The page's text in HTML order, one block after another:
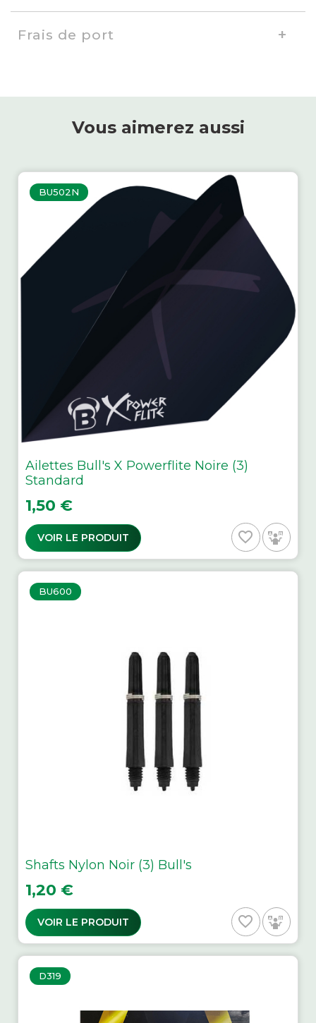
Frais de port
Vous aimerez aussi
BU502N
Ailettes Bull's X Powerflite Noire (3)
Standard
Prix
1,50 €
VOIR LE PRODUIT favorite_border
BU600
Shafts Nylon Noir (3) Bull's
Prix
1,20 €
VOIR LE PRODUIT favorite_border
D319